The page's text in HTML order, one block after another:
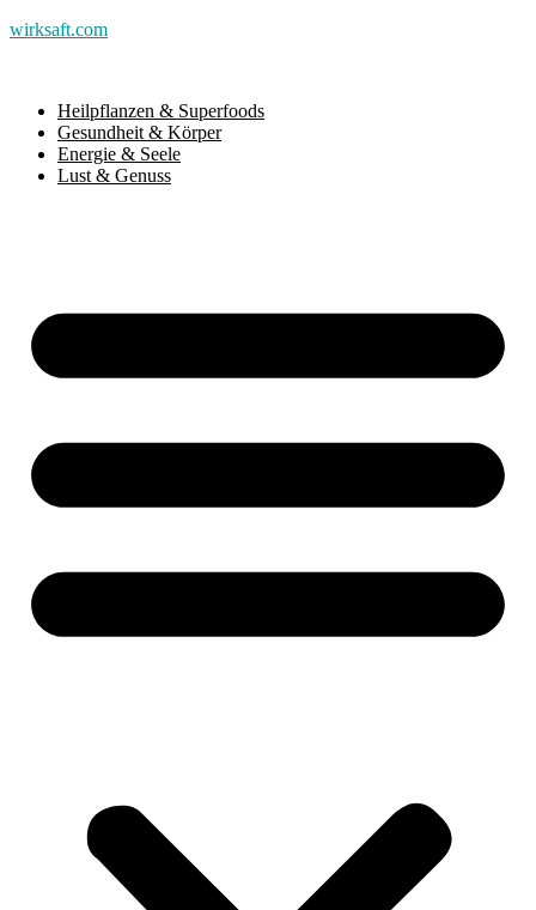
wirksaft.com
Heilpflanzen & Superfoods
Gesundheit & Körper
Energie & Seele
Lust & Genuss